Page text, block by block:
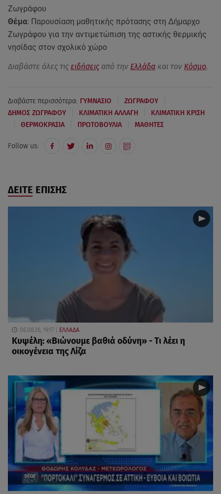
Ζωγράφου
Θέμα: Παρουσίαση μαθητικής πρότασης στη Δήμαρχο
Ζωγράφου για την αντιμετώπιση της αστικής θερμικής
νησίδας στον σχολικό χώρο
Διαβάστε όλες τις ειδήσεις από την Ελλάδα και τον Κόσμο.
Διαβάστε περισσότερα: ΓΥΜΝΑΣΙΟ ΖΩΓΡΑΦΟΥ
ΔΗΜΟΣ ΖΩΓΡΑΦΟΥ ΚΛΙΜΑΤΙΚΗ ΑΛΛΑΓΗ ΚΛΙΜΑΤΙΚΗ ΚΡΙΣΗ
ΘΕΡΜΟΚΡΑΣΙΑ ΠΡΩΤΟΒΟΥΛΙΑ ΜΑΘΗΤΕΣ
Follow us:
ΔΕΙΤΕ ΕΠΙΣΗΣ
06.08.26, 19:17 ΕΛΛΑΔΑ
Κυψέλη: «Βιώνουμε βαθιά οδύνη» - Τι λέει η
οικογένεια της Λίζα